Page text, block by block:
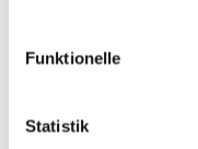
Funktionelle
Statistik
Artikler